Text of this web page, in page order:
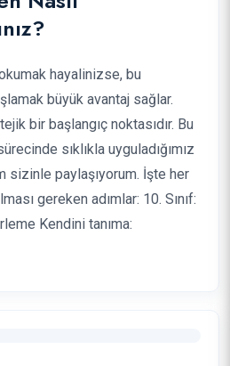
hayalinizse, bu
büyük avantaj sağlar.
bir başlangıç noktasıdır. Bu
sıklıkla uyguladığımız
sizinle paylaşıyorum. İşte her
gereken adımlar: 10. Sınıf:
Kendini tanıma: